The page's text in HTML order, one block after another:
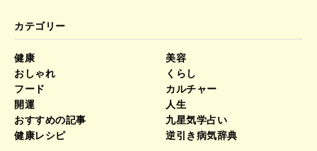
カテゴリー
健康
美容
おしゃれ
くらし
フード
カルチャー
開運
人生
おすすめの記事
九星気学占い
健康レシピ
逆引き病気辞典